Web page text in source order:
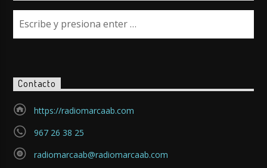
Contacto
https://radiomarcaab.com
967 26 38 25
radiomarcaab@radiomarcaab.com